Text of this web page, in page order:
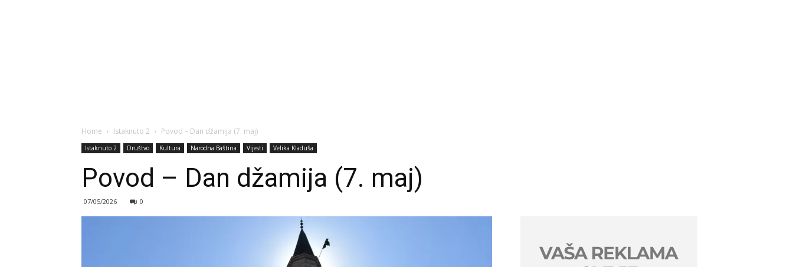
Home Istaknuto 2 Povod – Dan džamija (7. maj)
Istaknuto 2 Društvo Kultura Narodna Baština Vijesti Velika Kladuša
Povod – Dan džamija (7. maj)
07/05/2026 0